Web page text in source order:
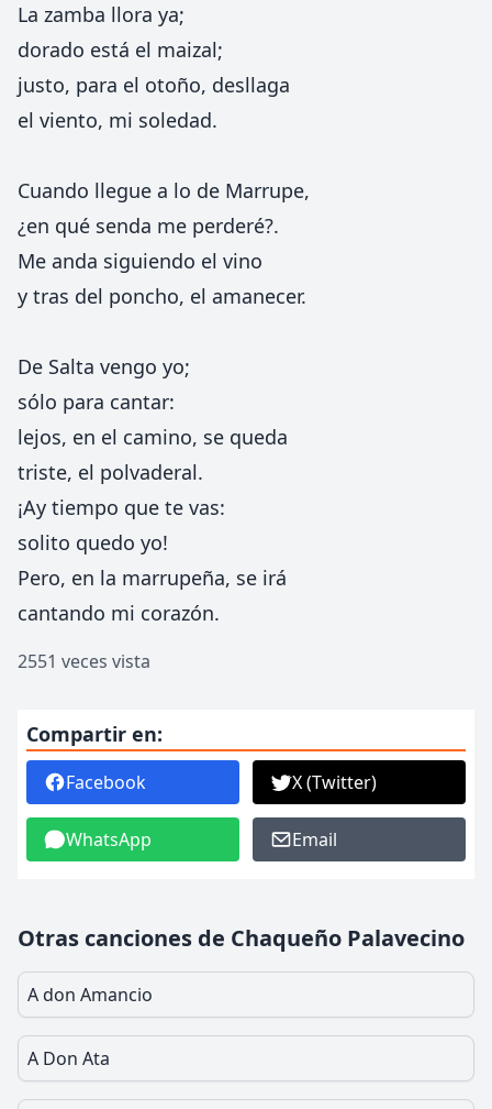
La zamba llora ya;
dorado está el maizal;
justo, para el otoño, desllaga
el viento, mi soledad.
Cuando llegue a lo de Marrupe,
¿en qué senda me perderé?.
Me anda siguiendo el vino
y tras del poncho, el amanecer.
De Salta vengo yo;
sólo para cantar:
lejos, en el camino, se queda
triste, el polvaderal.
¡Ay tiempo que te vas:
solito quedo yo!
Pero, en la marrupeña, se irá
cantando mi corazón.
2551 veces vista
Compartir en:
Facebook X (Twitter)
WhatsApp Email
Otras canciones de Chaqueño Palavecino
A don Amancio
A Don Ata